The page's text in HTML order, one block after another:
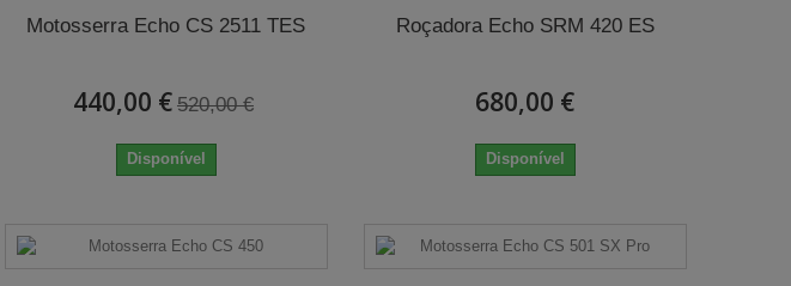
Motosserra Echo CS 2511 TES
440,00 € 520,00 €
Disponível
Roçadora Echo SRM 420 ES
680,00 €
Disponível